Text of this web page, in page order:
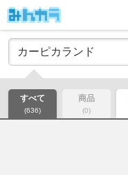
すべて
(636)
商品
(0)